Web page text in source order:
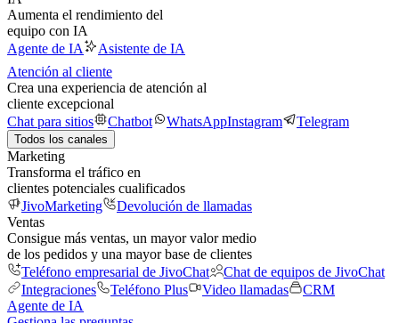
Aumenta el rendimiento del
equipo con IA
Agente de IA
Asistente de IA
Atención al cliente
Crea una experiencia de atención al
cliente excepcional
Chat para sitios
Chatbot WhatsAppInstagram Telegram
Todos los canales
Marketing
Transforma el tráfico en
clientes potenciales cualificados
JivoMarketing
Devolución de llamadas
Ventas
Consigue más ventas, un mayor valor medio
de los pedidos y una mayor base de clientes
Teléfono empresarial de JivoChat
Chat de equipos de JivoChat
Integraciones
Teléfono Plus Video llamadas
CRM
Agente de IA